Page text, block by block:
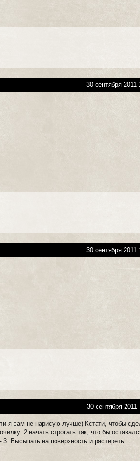
30 сентября 2011
30 сентября 2011
30 сентября 2011
я сам не нарисую лучше) Кстати, чтобы
2 начать строгать так, что бы
3. Высыпать на поверхность и растереть